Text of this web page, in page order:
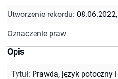
Utworzenie rekordu:
Oznaczenie praw:
Opis
Tytuł: Prawda, język potoczny